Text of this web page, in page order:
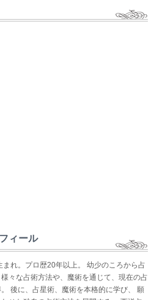
ィール
まれ。プロ歴20年以上。 幼少のころから占
々な占術方法や、魔術を通じて、現在の占
後に、占星術、魔術を本格的に学び、 願